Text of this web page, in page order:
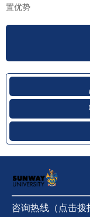
置优势
咨询热线（点击拨